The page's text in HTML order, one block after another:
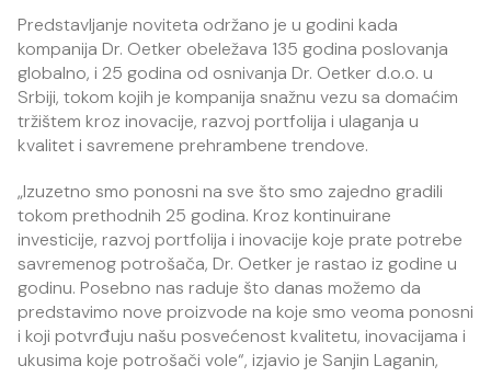
Predstavljanje noviteta održano je u godini kada
kompanija Dr. Oetker obeležava 135 godina poslovanja
globalno, i 25 godina od osnivanja Dr. Oetker d.o.o. u
Srbiji, tokom kojih je kompanija snažnu vezu sa domaćim
tržištem kroz inovacije, razvoj portfolija i ulaganja u
kvalitet i savremene prehrambene trendove.
„Izuzetno smo ponosni na sve što smo zajedno gradili
tokom prethodnih 25 godina. Kroz kontinuirane
investicije, razvoj portfolija i inovacije koje prate potrebe
savremenog potrošača, Dr. Oetker je rastao iz godine u
godinu. Posebno nas raduje što danas možemo da
predstavimo nove proizvode na koje smo veoma ponosni
i koji potvrđuju našu posvećenost kvalitetu, inovacijama i
ukusima koje potrošači vole“, izjavio je Sanjin Laganin,